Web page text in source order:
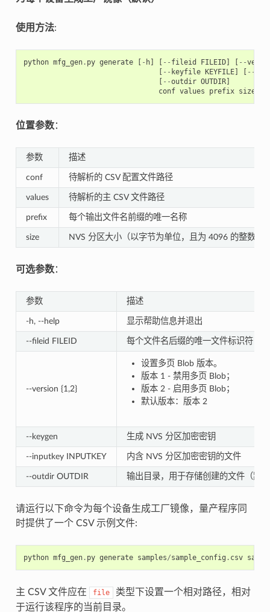
使用方法:
python mfg_gen. py generate - h] -- fileid FILEID] --
-- keyfile KEYFILE] --
--outdir OUTDIR]
conf values prefix size
位置参数：
参数 描述
conf 待解析的 CSV 配置文件路径
values 待解析的主 CSV 文件路径
prefix 每个输出文件名前缀的唯一名称
size NVS 分区大小（以字节为单位，且为 4096 的整数倍
可选参数：
参数 描述
-h, --help 显示帮助信息并退出
--fileid FILEID 每个文件名后缀的唯一文件标识符（
--version {1,2}
设置多页 Blob 版本。
版本 1 - 禁用多页 Blob；
版本 2 - 启用多页 Blob；
默认版本：版本 2
--keygen 生成 NVS 分区加密密钥
--inputkey INPUTKEY 内含 NVS 分区加密密钥的文件
--outdir OUTDIR 输出目录，用于存储创建的文件（默
请运行以下命令为每个设备生成工厂镜像，量产程序同
时提供了一个 CSV 示例文件:
python mfg_gen. py generate samples/sample_config . csv
主 CSV 文件应在 file
类型下设置一个相对路径，相对
于运行该程序的当前目录。